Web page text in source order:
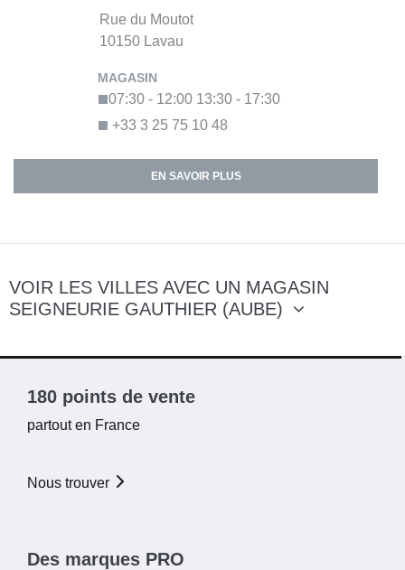
Rue du Moutot
10150 Lavau
+33 3 25 75 10 48
07:30 - 12:00 13:30 - 17:30
EN SAVOIR PLUS
VOIR LES VILLES AVEC UN MAGASIN
SEIGNEURIE GAUTHIER (AUBE)
180 points de vente
partout en France
Nous trouver
Des marques PRO